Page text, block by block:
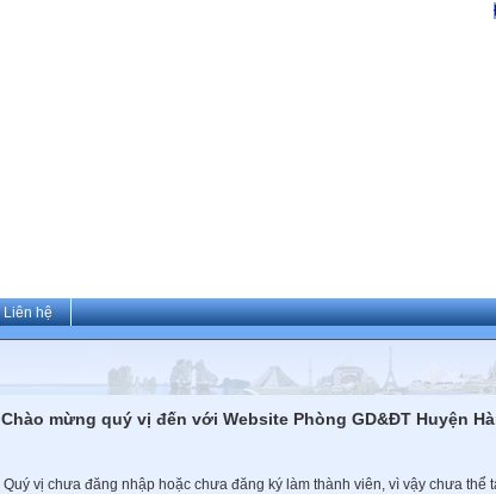
Liên hệ
Chào mừng quý vị đến với Website Phòng GD&ĐT Huyện
Quý vị chưa đăng nhập hoặc chưa đăng ký làm thành viên, vì vậy chưa thể